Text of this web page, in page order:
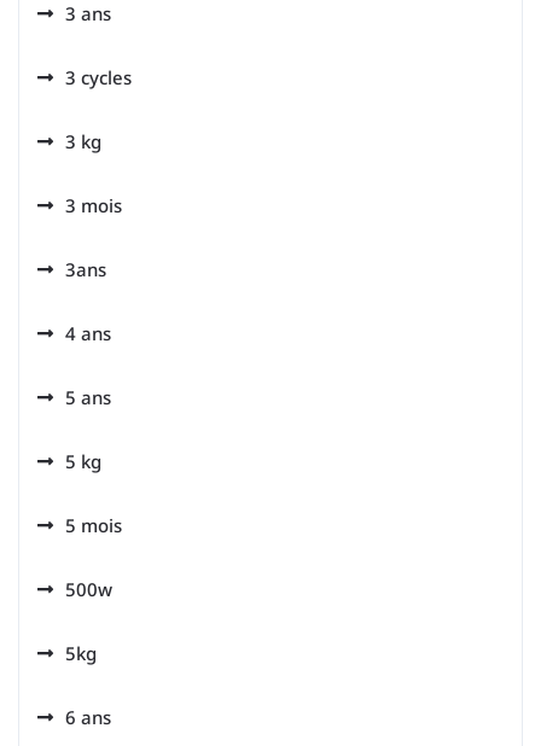
3 ans
3 cycles
3 kg
3 mois
3ans
4 ans
5 ans
5 kg
5 mois
500w
5kg
6 ans